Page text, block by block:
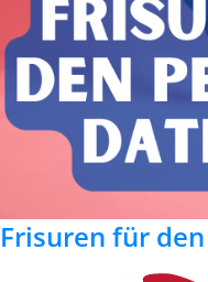
Frisuren für